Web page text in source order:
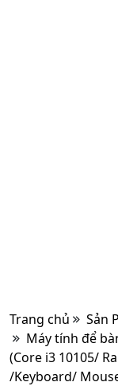
Trang chủ Sản
Máy tính để
(Core i3 10105/
/Keyboard/